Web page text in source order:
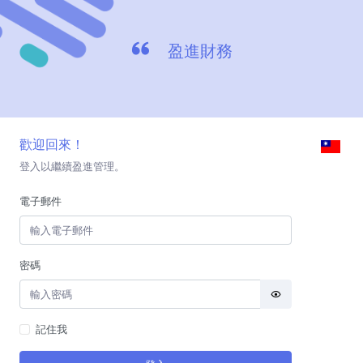
盈進財務
歡迎回來！
登入以繼續盈進管理。
電子郵件
密碼
記住我